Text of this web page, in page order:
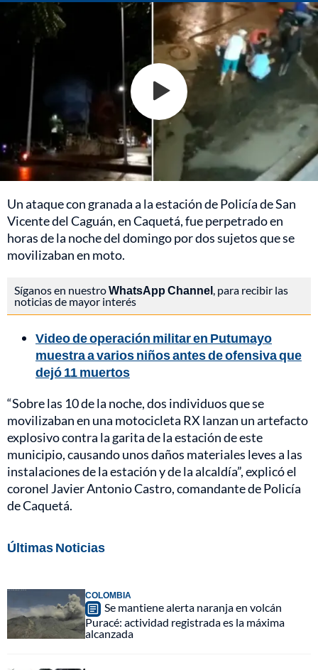
Un ataque con granada a la estación de Policía de San
Vicente del Caguán, en Caquetá, fue perpetrado en
horas de la noche del domingo por dos sujetos que se
movilizaban en moto.
Síganos en nuestroWhatsApp Channel , para recibir las
noticias de mayor interés
Video de operación militar en Putumayo
muestra a varios niños antes de ofensiva que
dejó 11 muertos
“Sobre las 10 de la noche, dos individuos que se
movilizaban en una motocicleta RX lanzan un artefacto
explosivo contra la garita de la estación de este
municipio, causando unos daños materiales leves a las
instalaciones de la estación y de la alcaldía”, explicó el
coronel Javier Antonio Castro, comandante de Policía
de Caquetá.
Últimas Noticias
COLOMBIA
Se mantiene alerta naranja en volcán
Puracé: actividad registrada es la máxima
alcanzada